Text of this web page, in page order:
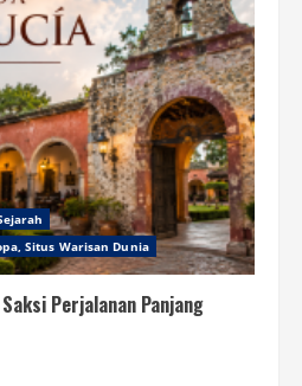
Situs Warisan Dunia
Perjalanan Panjang